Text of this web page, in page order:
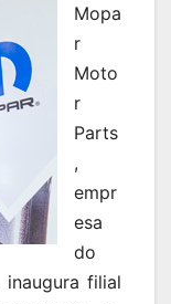
Mopa
r
Moto
r
Parts
,
empr
esa
do
inaugura filial